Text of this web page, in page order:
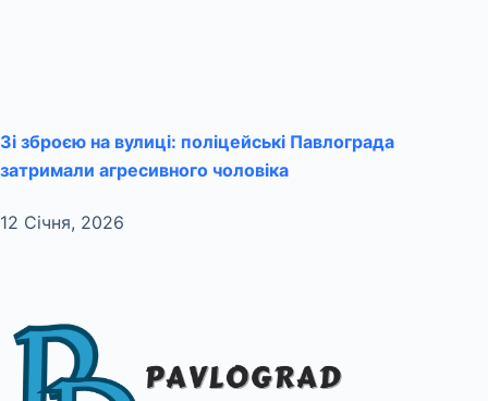
Зі зброєю на вулиці: поліцейські Павлограда
затримали агресивного чоловіка
12 Січня, 2026